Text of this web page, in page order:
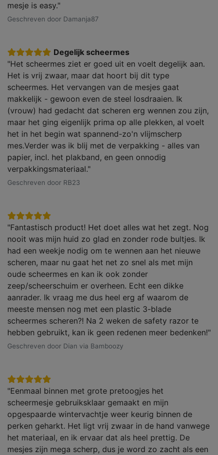
mesje is easy."
Geschreven door Damanja87
Degelijk scheermes
"Het scheermes ziet er goed uit en voelt degelijk aan.
Het is vrij zwaar, maar dat hoort bij dit type
scheermes. Het vervangen van de mesjes gaat
makkelijk - gewoon even de steel losdraaien. Ik
(vrouw) had gedacht dat scheren erg wennen zou zijn,
maar het ging eigenlijk prima op alle plekken, al voelt
het in het begin wat spannend-zo'n vlijmscherp
mes.Verder was ik blij met de verpakking - alles van
papier, incl. het plakband, en geen onnodig
verpakkingsmateriaal."
Geschreven door RB23
"Fantastisch product! Het doet alles wat het zegt. Nog
nooit was mijn huid zo glad en zonder rode bultjes. Ik
had een weekje nodig om te wennen aan het nieuwe
scheren, maar nu gaat het net zo snel als met mijn
oude scheermes en kan ik ook zonder
zeep/scheerschuim er overheen. Echt een dikke
aanrader. Ik vraag me dus heel erg af waarom de
meeste mensen nog met een plastic 3-blade
scheermes scheren?! Na 2 weken de safety razor te
hebben gebruikt, kan ik geen redenen meer bedenken!"
Geschreven door Dian via Bamboozy
"Eenmaal binnen met grote pretoogjes het
scheermesje gebruiksklaar gemaakt en mijn
opgespaarde wintervachtje weer keurig binnen de
perken geharkt. Het ligt vrij zwaar in de hand vanwege
het materiaal, en ik ervaar dat als heel prettig. De
mesjes zijn mega scherp, dus je word zo zacht als een